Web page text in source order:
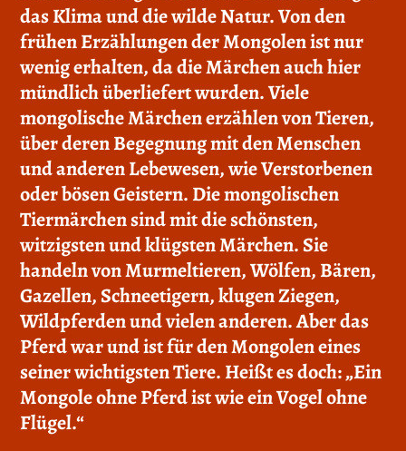
das Klima und die wilde Natur. Von den
frühen Erzählungen der Mongolen ist nur
wenig erhalten, da die Märchen auch hier
mündlich überliefert wurden. Viele
mongolische Märchen erzählen von Tieren,
über deren Begegnung mit den Menschen
und anderen Lebewesen, wie Verstorbenen
oder bösen Geistern. Die mongolischen
Tiermärchen sind mit die schönsten,
witzigsten und klügsten Märchen. Sie
handeln von Murmeltieren, Wölfen, Bären,
Gazellen, Schneetigern, klugen Ziegen,
Wildpferden und vielen anderen. Aber das
Pferd war und ist für den Mongolen eines
seiner wichtigsten Tiere. Heißt es doch: „Ein
Mongole ohne Pferd ist wie ein Vogel ohne
Flügel.“